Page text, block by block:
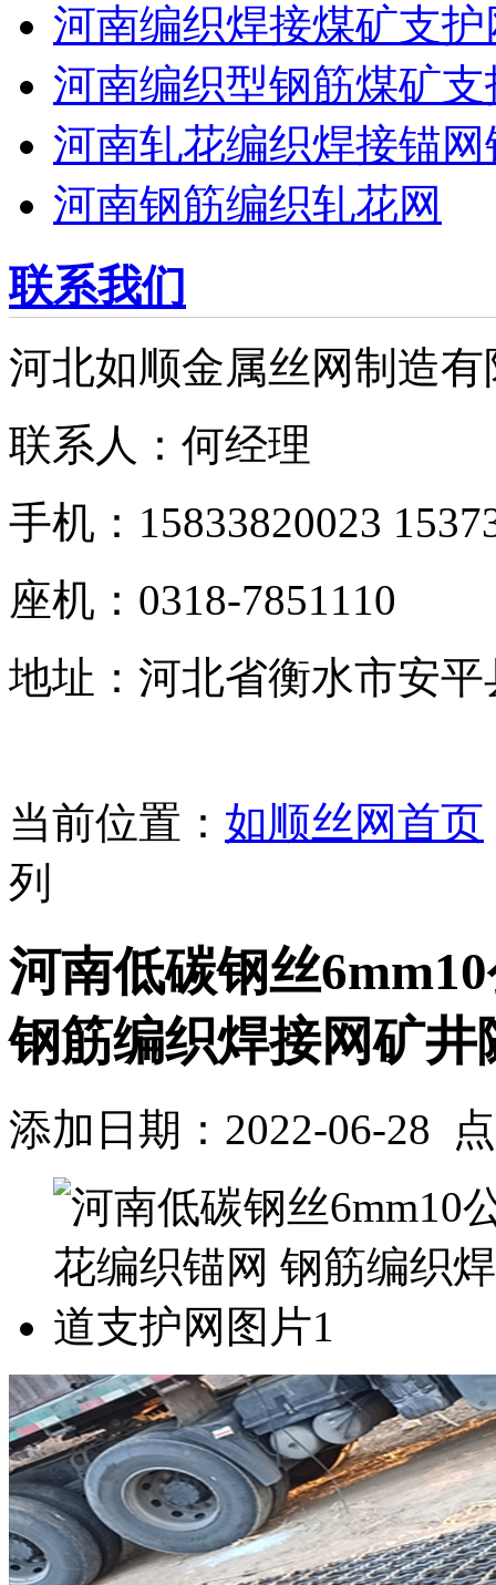
河南编织焊接煤矿支护
河南编织型钢筋煤矿
河南轧花编织焊接锚
河南钢筋编织轧花网
联系我们
河北如顺金属丝网制造有
联系人：何经理
手机：15833820023
座机：0318-7851110
地址：河北省衡水市安
当前位置： 如顺丝网首页
列
河南低碳钢丝
钢筋编织焊接网矿井
添加日期：2022-06-28